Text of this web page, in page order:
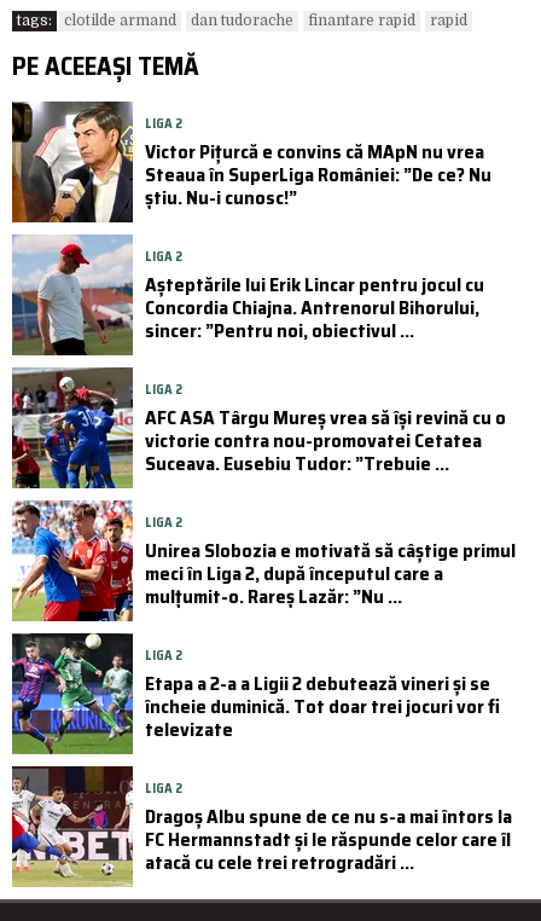
tags: clotilde armand dan tudorache finantare rapid rapid
PE ACEEAȘI TEMĂ
LIGA 2
Victor Pițurcă e convins că MApN nu vrea
Steaua în SuperLiga României: ”De ce? Nu
știu. Nu-i cunosc!”
LIGA 2
Așteptările lui Erik Lincar pentru jocul cu
Concordia Chiajna. Antrenorul Bihorului,
sincer: ”Pentru noi, obiectivul ...
LIGA 2
AFC ASA Târgu Mureș vrea să își revină cu o
victorie contra nou-promovatei Cetatea
Suceava. Eusebiu Tudor: ”Trebuie ...
LIGA 2
Unirea Slobozia e motivată să câștige primul
meci în Liga 2, după începutul care a
mulțumit-o. Rareș Lazăr: ”Nu ...
LIGA 2
Etapa a 2-a a Ligii 2 debutează vineri și se
încheie duminică. Tot doar trei jocuri vor fi
televizate
LIGA 2
Dragoș Albu spune de ce nu s-a mai întors la
FC Hermannstadt și le răspunde celor care îl
atacă cu cele trei retrogradări ...